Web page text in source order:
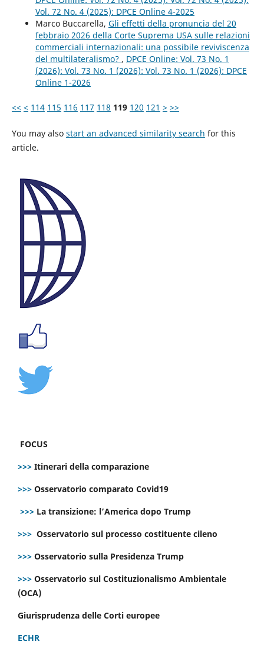
Vol. 72 No. 4 (2025): DPCE Online 4-2025
Marco Buccarella, Gli effetti della pronuncia del 20
febbraio 2026 della Corte Suprema USA sulle relazioni
commerciali internazionali: una possibile reviviscenza
del multilateralismo? , DPCE Online: Vol. 73 No. 1
(2026): Vol. 73 No. 1 (2026): Vol. 73 No. 1 (2026): DPCE
Online 1-2026
<< < 114 115 116 117 118 119 120 121 > >>
You may also start an advanced similarity search for this
article.
FOCUS
>>> Itinerari della comparazione
>>> Osservatorio comparato Covid19
>>> La transizione: l’America dopo Trump
>>> Osservatorio sul processo costituente cileno
>>> Osservatorio sulla Presidenza Trump
>>> Osservatorio sul Costituzionalismo Ambientale
(OCA)
Giurisprudenza delle Corti europee
ECHR